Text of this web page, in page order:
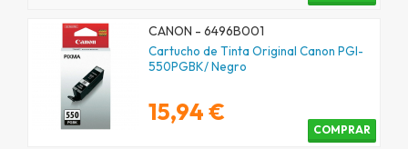
CANON - 6496B001
Cartucho de Tinta Original Canon PGI-
550PGBK/ Negro
15,94 €
COMPRAR